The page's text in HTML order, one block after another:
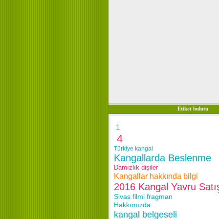
Etiket bulutu
1
4
Türkiye kangal
Kangallarda Beslenme
Damızlık dişiler
Kangallar hakkında bilgi
2016 Kangal Yavru
Sivas filmi fragman
Hakkımızda
kangal belgeseli